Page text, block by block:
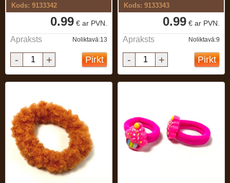
Kods: 9133342
0.99 € ar PVN.
Apraksts Noliktavā:13
- + Pirkt
Kods: 9133343
0.99 € ar PVN.
Apraksts Noliktavā:9
- + Pirkt